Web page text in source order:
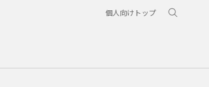
個人向けトップ